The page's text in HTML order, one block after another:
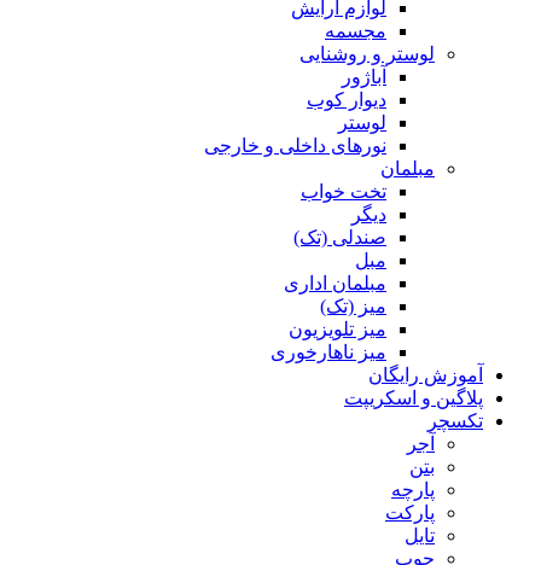
لوازم آرایش
مجسمه
لوستر و روشنایی
آباژور
دیوار کوب
لوستر
نورهای داخلی و خارجی
مبلمان
تخت خواب
دیگر
صندلی (تک)
مبل
مبلمان اداری
میز (تک)
میز تلویزیون
میز ناهارخوری
آموزش رایگان
پلاگین و اسکریپت
تکسچر
آجر
بتن
پارچه
پارکت
تایل
چوب